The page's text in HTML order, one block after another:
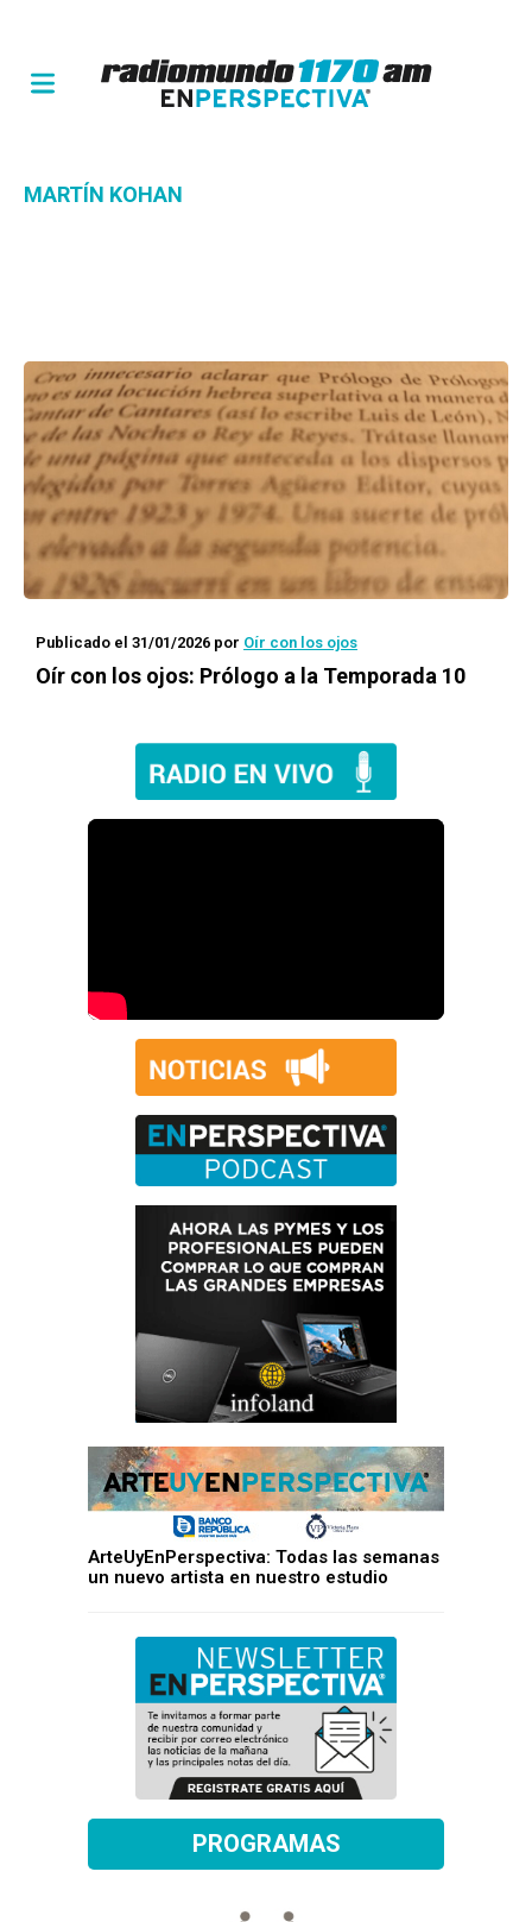
MARTÍN KOHAN
Publicado el 31/01/2026 por Oír con los ojos
Oír con los ojos: Prólogo a la Temporada 10
ArteUyEnPerspectiva: Todas las semanas
un nuevo artista en nuestro estudio
PROGRAMAS